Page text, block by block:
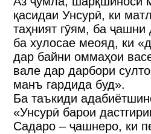
қасидаи Унсурӣ, ки
таҳният гӯям, ба ҷашни
ба хулосае меояд, ки
дар байни оммаҳои
вале дар дарбори
манъ гардида буд».
Ба таъкиди
«Унсурӣ барои
Садаро – ҷашнеро, ки